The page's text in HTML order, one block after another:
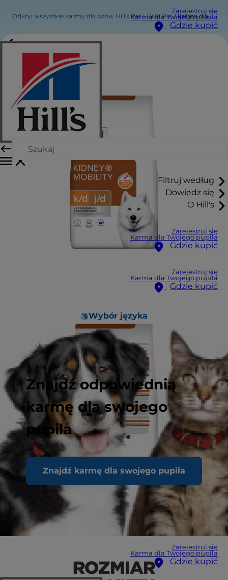
Zarejestruj się
Karma dla Twojego pupila
Gdzie kupić
Filtruj według
Dowiedz się
O Hill's
Zarejestruj się
Karma dla Twojego pupila
Gdzie kupić
Zarejestruj się
Karma dla Twojego pupila
Gdzie kupić
Wybór języka
Znajdź odpowiednią
karmę dla swojego
pupila
Znajdź karmę dla swojego pupila
Zarejestruj się
Karma dla Twojego pupila
Gdzie kupić
Odkryj wszystkie karmy dla psów Hill's Pet | Hill's Pet karma dla kotów k/d + Mobility